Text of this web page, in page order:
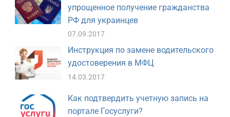
упрощенное получение гражданства
РФ для украинцев
07.09.2017
Инструкция по замене водительского
удостоверения в МФЦ
14.03.2017
Как подтвердить учетную запись на
портале Госуслуги?